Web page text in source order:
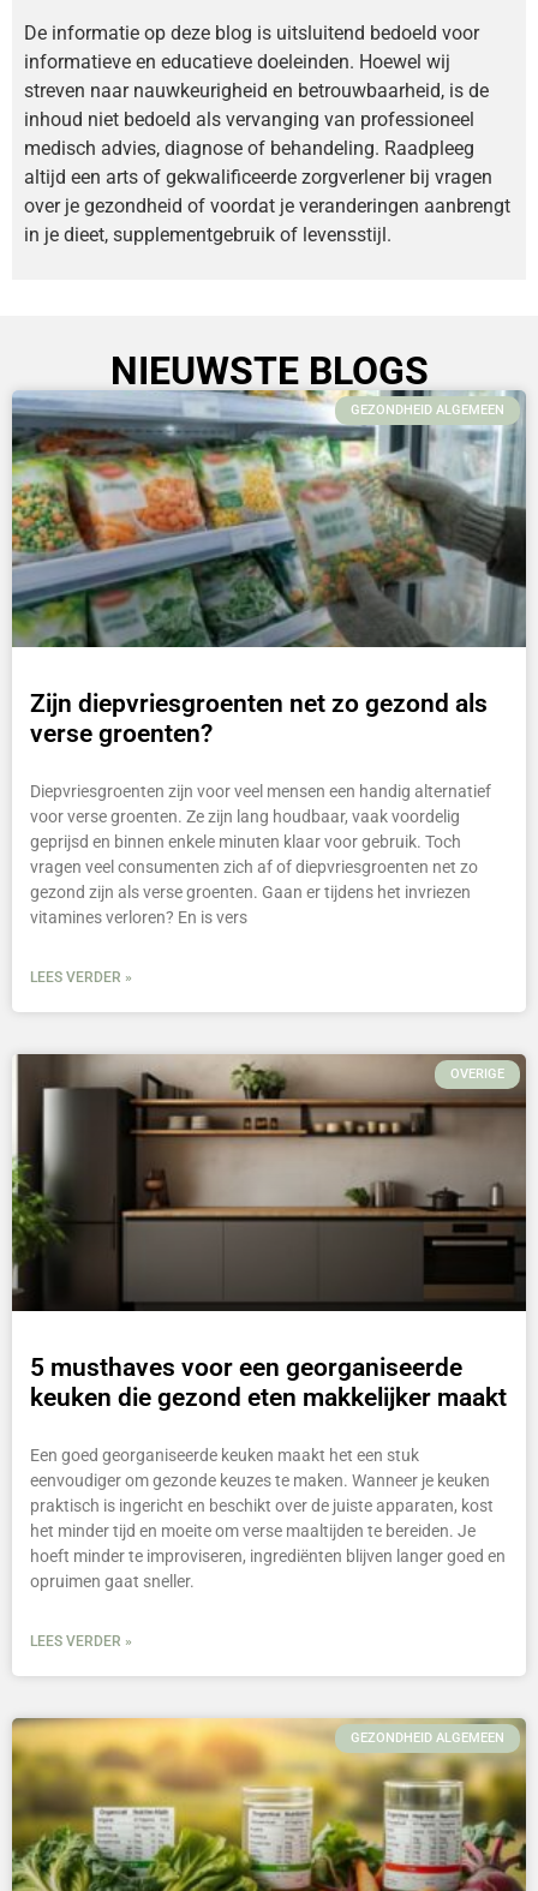
De informatie op deze blog is uitsluitend bedoeld voor
informatieve en educatieve doeleinden. Hoewel wij
streven naar nauwkeurigheid en betrouwbaarheid, is de
inhoud niet bedoeld als vervanging van professioneel
medisch advies, diagnose of behandeling. Raadpleeg
altijd een arts of gekwalificeerde zorgverlener bij vragen
over je gezondheid of voordat je veranderingen aanbrengt
in je dieet, supplementgebruik of levensstijl.
NIEUWSTE BLOGS
GEZONDHEID ALGEMEEN
Zijn diepvriesgroenten net zo gezond als
verse groenten?
Diepvriesgroenten zijn voor veel mensen een handig alternatief
voor verse groenten. Ze zijn lang houdbaar, vaak voordelig
geprijsd en binnen enkele minuten klaar voor gebruik. Toch
vragen veel consumenten zich af of diepvriesgroenten net zo
gezond zijn als verse groenten. Gaan er tijdens het invriezen
vitamines verloren? En is vers
LEES VERDER »
OVERIGE
5 musthaves voor een georganiseerde
keuken die gezond eten makkelijker maakt
Een goed georganiseerde keuken maakt het een stuk
eenvoudiger om gezonde keuzes te maken. Wanneer je keuken
praktisch is ingericht en beschikt over de juiste apparaten, kost
het minder tijd en moeite om verse maaltijden te bereiden. Je
hoeft minder te improviseren, ingrediënten blijven langer goed en
opruimen gaat sneller.
LEES VERDER »
GEZONDHEID ALGEMEEN